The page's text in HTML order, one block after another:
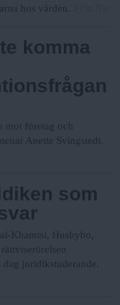
hos vården.
komma
företag och
Anette Svingstedt.
som
Khamisi, Husbybo,
juridikstuderande.